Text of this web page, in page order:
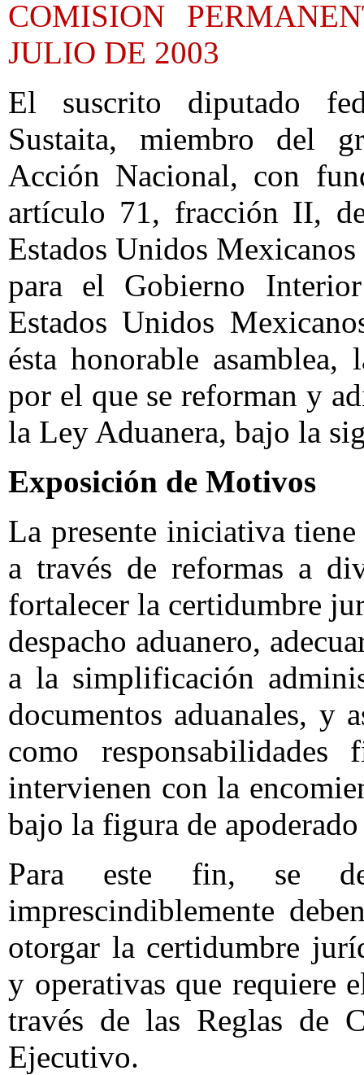
COMISION
JULIO DE 2003
El suscrito diputado
Sustaita, miembro del
Acción Nacional, con
artículo 71, fracción II,
Estados Unidos
para el Gobierno
Estados Unidos
ésta honorable
por el que se reforman y
la Ley Aduanera, bajo la
Exposición de Motivos
La presente iniciativa
a través de reformas a
fortalecer la certidumbre
despacho aduanero,
a la simplificación
documentos aduanales, y
como responsabilidades
intervienen con la
bajo la figura de
Para este fin, se
imprescindiblemente
otorgar la certidumbre
y operativas que requiere
través de las Reglas de
Ejecutivo.